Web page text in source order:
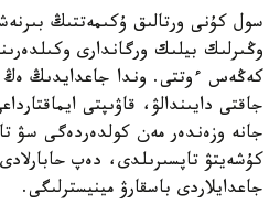
سول كۇنى ورتالىق ۇكىمەتتىڭ
وڭىرلىك بيلىك ورگاندارى
كەڭەس ءوتتى. وندا جاعدايدىڭ ەڭ
جاقتى دايىندالۋ، قاۋىپتى
جانە وزەندەر مەن كولدەردەگى سۋ
كۇشەيتۋ تاپسىرىلدى، دەپ
جاعدايلاردى باسقارۋ مينيسترلىگى.